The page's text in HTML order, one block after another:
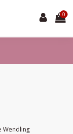
0
Wendling